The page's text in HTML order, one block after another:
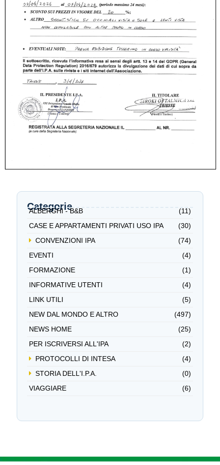
Categorie
ALBERGHI - B&B
(11)
CASE E APPARTAMENTI PRIVATI USO IPA
(30)
CONVENZIONI IPA
(74)
EVENTI
(4)
FORMAZIONE
(1)
INFORMATIVE UTENTI
(4)
LINK UTILI
(5)
NEW DAL MONDO E ALTRO
(497)
NEWS HOME
(25)
PER ISCRIVERSI ALL'IPA
(2)
PROTOCOLLI DI INTESA
(4)
STORIA DELL'I.P.A.
(0)
VIAGGIARE
(6)